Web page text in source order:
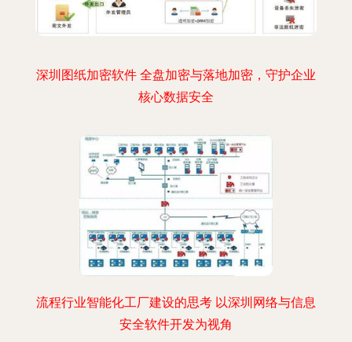
深圳图纸加密软件 全盘加密与落地加密，守护企业
核心数据安全
流程行业智能化工厂建设的思考 以深圳网络与信息
安全软件开发为视角